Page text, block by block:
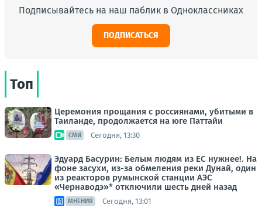
Подписывайтесь на наш паблик в Одноклассниках
ПОДПИСАТЬСЯ
Топ
Церемония прощания с россиянами, убитыми в
Таиланде, продолжается на юге Паттайи
СМИ Сегодня, 13:30
Эдуард Басурин: Белым людям из ЕС нужнее!. На
фоне засухи, из-за обмеления реки Дунай, один
из реакторов румынской станции АЭС
«Чернаводэ»* отключили шесть дней назад
МНЕНИЯ Сегодня, 13:01